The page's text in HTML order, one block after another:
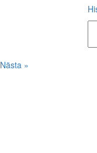
Nästa »